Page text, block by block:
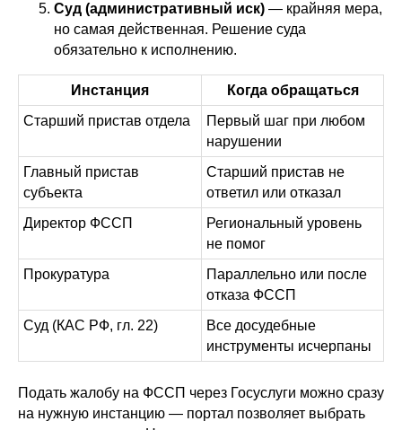
Суд (административный иск) — крайняя мера,
но самая действенная. Решение суда
обязательно к исполнению.
Инстанция
Когда обращаться
Старший пристав отдела
Первый шаг при любом
нарушении
Главный пристав
субъекта
Старший пристав не
ответил или отказал
Директор ФССП
Региональный уровень
не помог
Прокуратура
Параллельно или после
отказа ФССП
Суд (КАС РФ, гл. 22)
Все досудебные
инструменты исчерпаны
Подать жалобу на ФССП через Госуслуги можно сразу
на нужную инстанцию — портал позволяет выбрать